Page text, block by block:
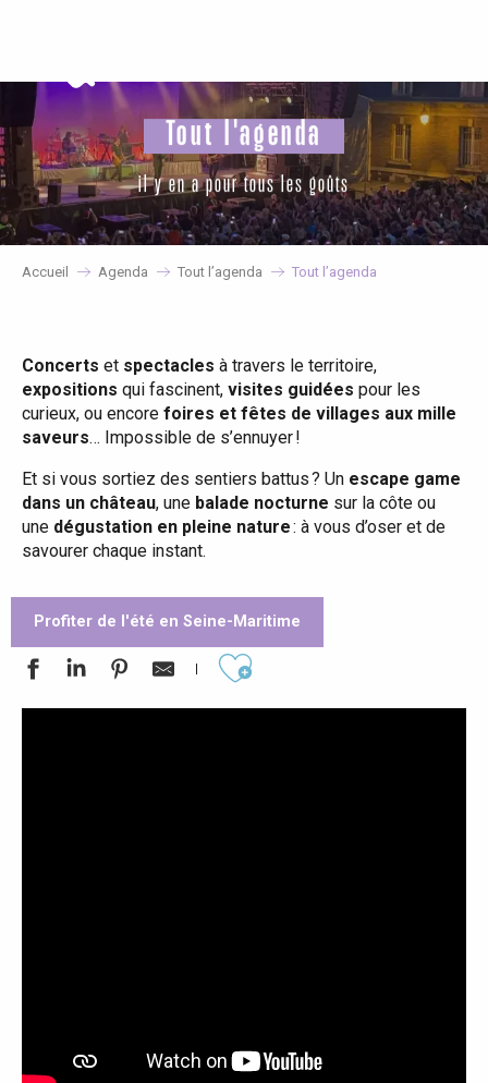
principal
Tout l'agenda
il y en a pour tous les goûts
Accueil Agenda Tout l’agenda Tout l’agenda
Concerts et spectacles à travers le territoire,
expositions qui fascinent, visites guidées pour les
curieux, ou encore foires et fêtes de villages aux mille
saveurs… Impossible de s’ennuyer !
Et si vous sortiez des sentiers battus ? Un escape game
dans un château, une balade nocturne sur la côte ou
une dégustation en pleine nature: à vous d’oser et de
savourer chaque instant.
Profiter de l'été en Seine-Maritime
Ajouter aux favoris